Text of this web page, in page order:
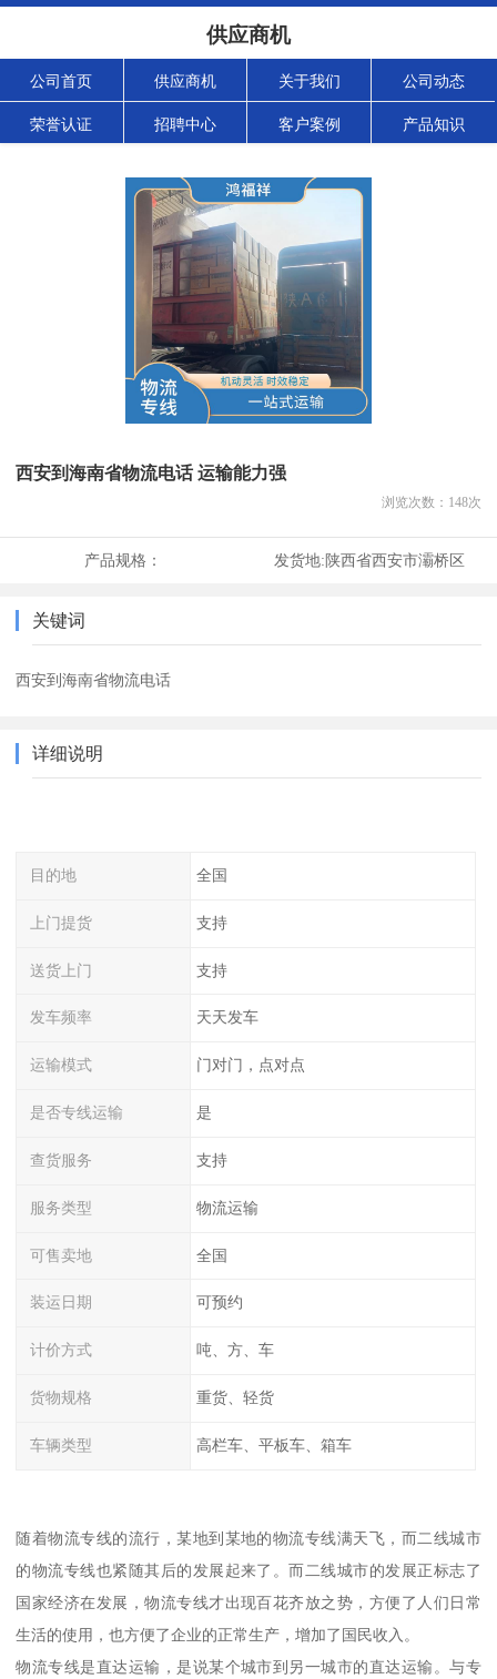
供应商机
公司首页 供应商机 关于我们 公司动态
荣誉认证 招聘中心 客户案例 产品知识
西安到海南省物流电话 运输能力强
浏览次数： 148次
产品规格： 发货地:陕西省西安市灞桥区
关键词
西安到海南省物流电话
详细说明
目的地 全国
上门提货 支持
送货上门 支持
发车频率 天天发车
运输模式 门对门，点对点
是否专线运输 是
查货服务 支持
服务类型 物流运输
可售卖地 全国
装运日期 可预约
计价方式 吨、方、车
货物规格 重货、轻货
车辆类型 高栏车、平板车、箱车
随着物流专线的流行，某地到某地的物流专线满天飞，而二线城市
的物流专线也紧随其后的发展起来了。而二线城市的发展正标志了
国家经济在发展，物流专线才出现百花齐放之势，方便了人们日常
生活的使用，也方便了企业的正常生产，增加了国民收入。
物流专线是直达运输，是说某个城市到另一城市的直达运输。与专